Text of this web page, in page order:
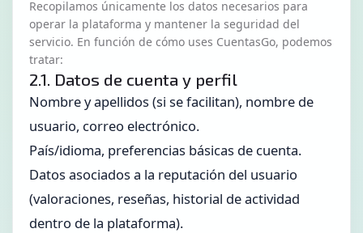
Recopilamos únicamente los datos necesarios para
operar la plataforma y mantener la seguridad del
servicio. En función de cómo uses CuentasGo, podemos
tratar:
2.1. Datos de cuenta y perfil
Nombre y apellidos (si se facilitan), nombre de
usuario, correo electrónico.
País/idioma, preferencias básicas de cuenta.
Datos asociados a la reputación del usuario
(valoraciones, reseñas, historial de actividad
dentro de la plataforma).